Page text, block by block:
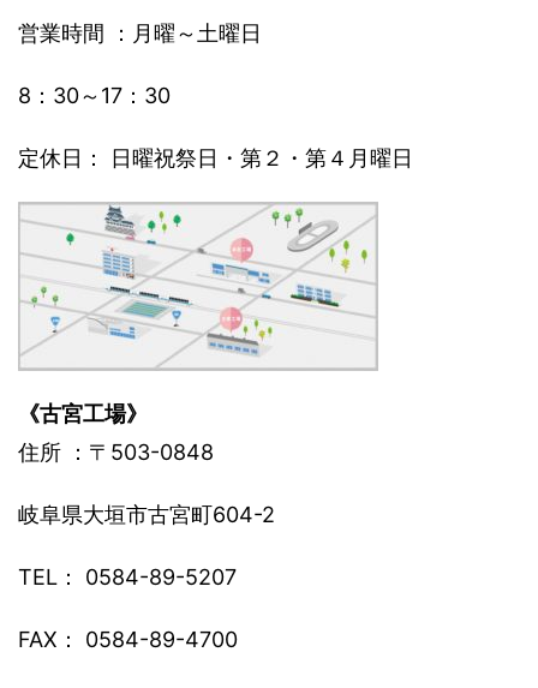
営業時間 ：月曜～土曜日
8：30～17：30
定休日： 日曜祝祭日・第２・第４月曜日
《古宮工場》
住所 ：〒503-0848
岐阜県大垣市古宮町604-2
TEL： 0584-89-5207
FAX： 0584-89-4700